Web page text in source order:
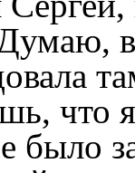
что
было